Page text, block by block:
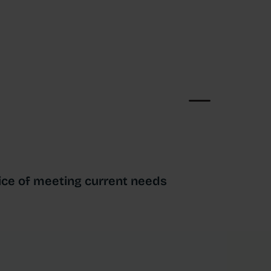
of meeting current needs